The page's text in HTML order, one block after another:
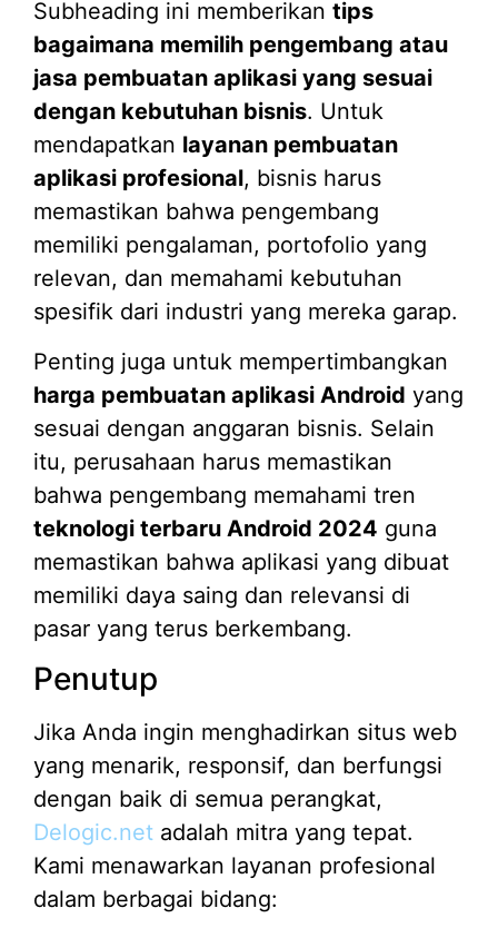
Subheading ini memberikan tips
bagaimana memilih pengembang atau
jasa pembuatan aplikasi yang sesuai
dengan kebutuhan bisnis. Untuk
mendapatkan layanan pembuatan
aplikasi profesional, bisnis harus
memastikan bahwa pengembang
memiliki pengalaman, portofolio yang
relevan, dan memahami kebutuhan
spesifik dari industri yang mereka garap.
Penting juga untuk mempertimbangkan
harga pembuatan aplikasi Android yang
sesuai dengan anggaran bisnis. Selain
itu, perusahaan harus memastikan
bahwa pengembang memahami tren
teknologi terbaru Android 2024 guna
memastikan bahwa aplikasi yang dibuat
memiliki daya saing dan relevansi di
pasar yang terus berkembang.
Penutup
Jika Anda ingin menghadirkan situs web
yang menarik, responsif, dan berfungsi
dengan baik di semua perangkat,
Delogic.net adalah mitra yang tepat.
Kami menawarkan layanan profesional
dalam berbagai bidang: